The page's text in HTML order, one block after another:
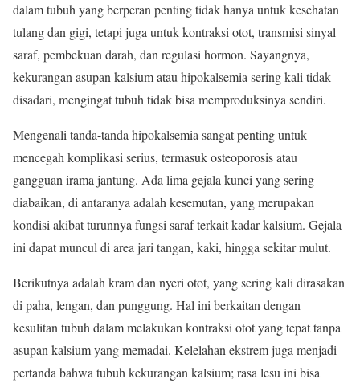
dalam tubuh yang berperan penting tidak hanya untuk kesehatan
tulang dan gigi, tetapi juga untuk kontraksi otot, transmisi sinyal
saraf, pembekuan darah, dan regulasi hormon. Sayangnya,
kekurangan asupan kalsium atau hipokalsemia sering kali tidak
disadari, mengingat tubuh tidak bisa memproduksinya sendiri.
Mengenali tanda-tanda hipokalsemia sangat penting untuk
mencegah komplikasi serius, termasuk osteoporosis atau
gangguan irama jantung. Ada lima gejala kunci yang sering
diabaikan, di antaranya adalah kesemutan, yang merupakan
kondisi akibat turunnya fungsi saraf terkait kadar kalsium. Gejala
ini dapat muncul di area jari tangan, kaki, hingga sekitar mulut.
Berikutnya adalah kram dan nyeri otot, yang sering kali dirasakan
di paha, lengan, dan punggung. Hal ini berkaitan dengan
kesulitan tubuh dalam melakukan kontraksi otot yang tepat tanpa
asupan kalsium yang memadai. Kelelahan ekstrem juga menjadi
pertanda bahwa tubuh kekurangan kalsium; rasa lesu ini bisa